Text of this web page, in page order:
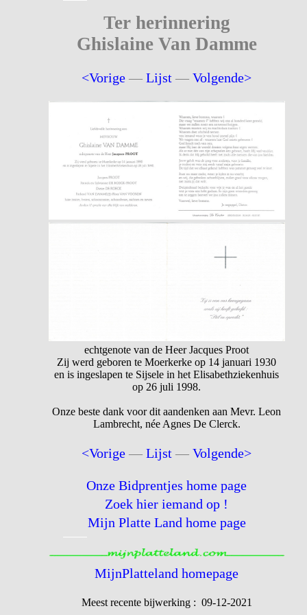
Ter herinnering
Ghislaine Van Damme
<Vorige —Lijst —Volgende>
echtgenote van de Heer Jacques Proot
Zij werd geboren te Moerkerke op 14 januari 1930
en is ingeslapen te Sijsele in het Elisabethziekenhuis
op 26 juli 1998.
Onze beste dank voor dit aandenken aan Mevr. Leon
Lambrecht, née Agnes De Clerck.
<Vorige —Lijst —Volgende>
Onze Bidprentjes home page
Zoek hier iemand op !
Mijn Platte Land home page
MijnPlatteland homepage
Meest recente bijwerking : 09-12-2021